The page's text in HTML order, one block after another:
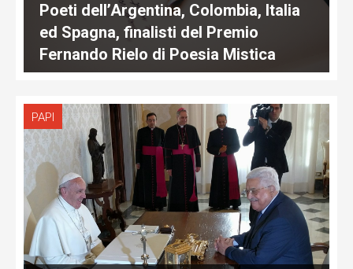
Poeti dell’Argentina, Colombia, Italia
ed Spagna, finalisti del Premio
Fernando Rielo di Poesia Mistica
PAPI